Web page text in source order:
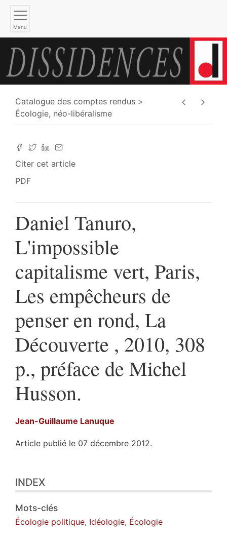
Menu
Catalogue des comptes rendus
Écologie, néo-libéralisme
Citer cet article
PDF
Daniel Tanuro,
L'impossible
capitalisme vert, Paris,
Les empêcheurs de
penser en rond, La
Découverte , 2010, 308
p., préface de Michel
Husson.
Jean-Guillaume Lanuque
Article publié le 07 décembre 2012.
Texte
Illustrations
Citer cet article
Auteur
INDEX
Mots-clés
Écologie politique, Idéologie, Écologie